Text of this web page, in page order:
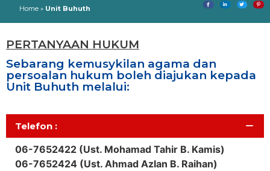
Home » Unit Buhuth
PERTANYAAN HUKUM
Sebarang kemusykilan agama dan
persoalan hukum boleh diajukan kepada
Unit Buhuth melalui:
Telefon :
06-7652422 (Ust. Mohamad Tahir B. Kamis)
06-7652424 (Ust. Ahmad Azlan B. Raihan)